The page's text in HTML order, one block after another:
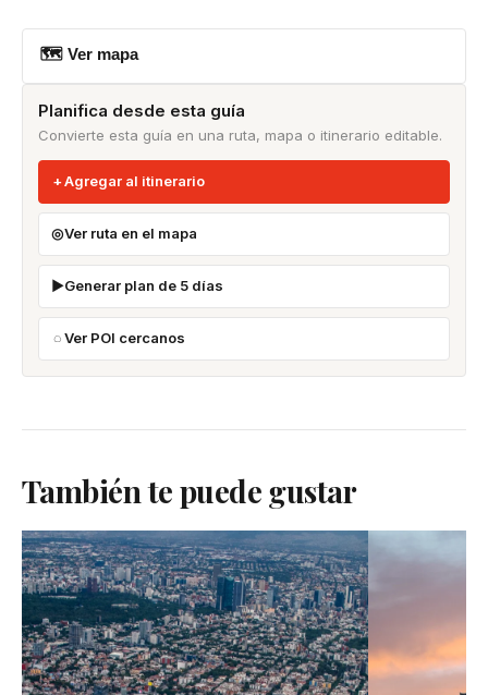
🗺 Ver mapa
Planifica desde esta guía
Convierte esta guía en una ruta, mapa o itinerario editable.
Agregar al itinerario
Ver ruta en el mapa
Generar plan de 5 días
Ver POI cercanos
También te puede gustar